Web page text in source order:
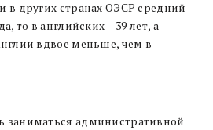
в других странах ОЭСР средний
то в английских – 39 лет, а
вдвое меньше, чем в
заниматься административной